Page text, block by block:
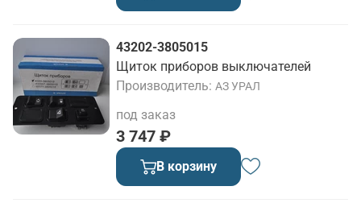
43202-3805015
Щиток приборов выключателей
Производитель АЗ УРАЛ
3 747 ₽
под заказ
В корзину